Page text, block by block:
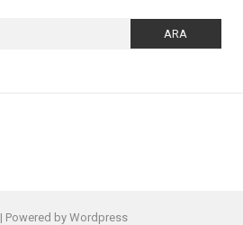
| Powered by Wordpress